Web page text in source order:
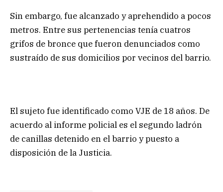
Sin embargo, fue alcanzado y aprehendido a pocos
metros. Entre sus pertenencias tenía cuatros
grifos de bronce que fueron denunciados como
sustraído de sus domicilios por vecinos del barrio.
El sujeto fue identificado como VJE de 18 años. De
acuerdo al informe policial es el segundo ladrón
de canillas detenido en el barrio y puesto a
disposición de la Justicia.